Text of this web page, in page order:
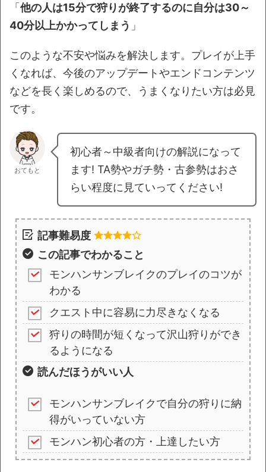
「他の人は15分で狩りが終了するのに自分は30～
40分以上かかってしまう 」
このような不安や悩みを解決します。プレイが上手
くなれば、今後のアップデートやエンドコンテンツ
などを長く楽しめるので、うまくなりたい方は必見
です。
おてもと
初心者～中級者向けの解説になって
ます! TA勢やガチ勢・古参勢はおさ
らい程度に見ていってください!
記事難易度
この記事でわかること
モンハンサンブレイクのプレイのコツが
わかる
クエスト中に容易に力尽きなくなる
狩りの時間が短くなって沢山狩りができ
るようになる
読んだほうがいい人
モンハンサンブレイクで自分の狩りに納
得がいっていない方
モンハン初心者の方・上達したい方